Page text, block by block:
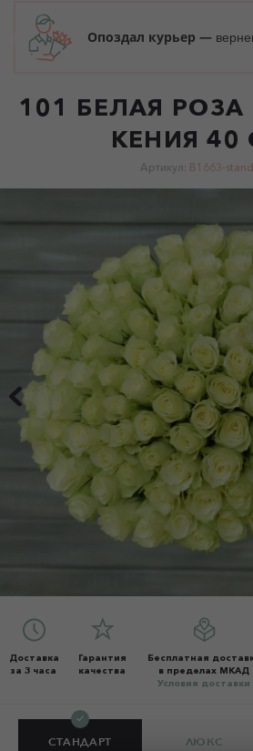
Опоздал курьер —
101 БЕЛАЯ
КЕНИЯ 40
Артикул: B1663-
Доставка
за 3 часа
Гарантия
качества
Бесплатная
в пределах МКАД
Условия доставки
СТАНДАРТ ЛЮКС